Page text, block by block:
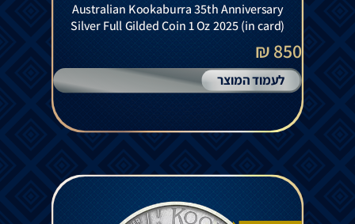
Australian Kookaburra 35th Anniversary
Silver Full Gilded Coin 1 Oz 2025 (in card)
850 ₪
לעמוד המוצר